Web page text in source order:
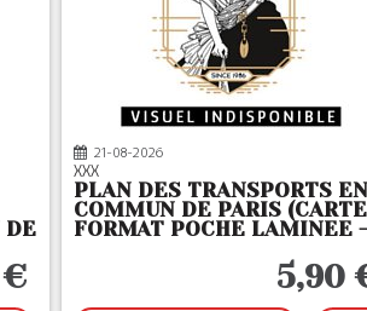
DE
21-08-2026
XXX
PLAN DES TRANSPORTS EN
COMMUN DE PARIS (CARTE
FORMAT POCHE LAMINEE -
5,90